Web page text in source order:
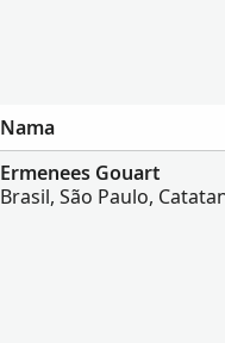
Nama
Ermenees Gouart
Brasil, São Paulo,